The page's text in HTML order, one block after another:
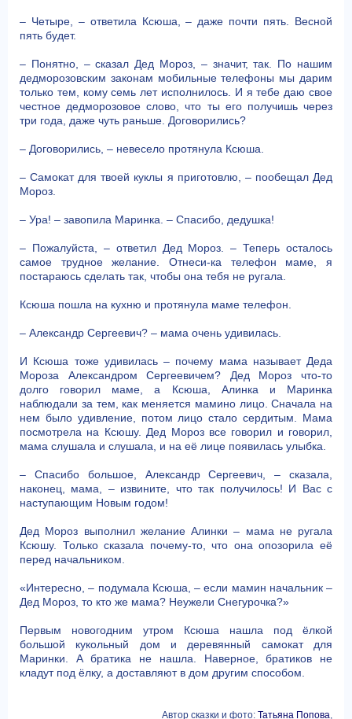
– Четыре, – ответила Ксюша, – даже почти пять. Весной
пять будет.
– Понятно, – сказал Дед Мороз, – значит, так. По нашим
дедморозовским законам мобильные телефоны мы дарим
только тем, кому семь лет исполнилось. И я тебе даю свое
честное дедморозовое слово, что ты его получишь через
три года, даже чуть раньше. Договорились?
– Договорились, – невесело протянула Ксюша.
– Самокат для твоей куклы я приготовлю, – пообещал Дед
Мороз.
– Ура! – завопила Маринка. – Спасибо, дедушка!
– Пожалуйста, – ответил Дед Мороз. – Теперь осталось
самое трудное желание. Отнеси-ка телефон маме, я
постараюсь сделать так, чтобы она тебя не ругала.
Ксюша пошла на кухню и протянула маме телефон.
– Александр Сергеевич? – мама очень удивилась.
И Ксюша тоже удивилась – почему мама называет Деда
Мороза Александром Сергеевичем? Дед Мороз что-то
долго говорил маме, а Ксюша, Алинка и Маринка
наблюдали за тем, как меняется мамино лицо. Сначала на
нем было удивление, потом лицо стало сердитым. Мама
посмотрела на Ксюшу. Дед Мороз все говорил и говорил,
мама слушала и слушала, и на её лице появилась улыбка.
– Спасибо большое, Александр Сергеевич, – сказала,
наконец, мама, – извините, что так получилось! И Вас с
наступающим Новым годом!
Дед Мороз выполнил желание Алинки – мама не ругала
Ксюшу. Только сказала почему-то, что она опозорила её
перед начальником.
«Интересно, – подумала Ксюша, – если мамин начальник –
Дед Мороз, то кто же мама? Неужели Снегурочка?»
Первым новогодним утром Ксюша нашла под ёлкой
большой кукольный дом и деревянный самокат для
Маринки. А братика не нашла. Наверное, братиков не
кладут под ёлку, а доставляют в дом другим способом.
Автор сказки и фото: Татьяна Попова